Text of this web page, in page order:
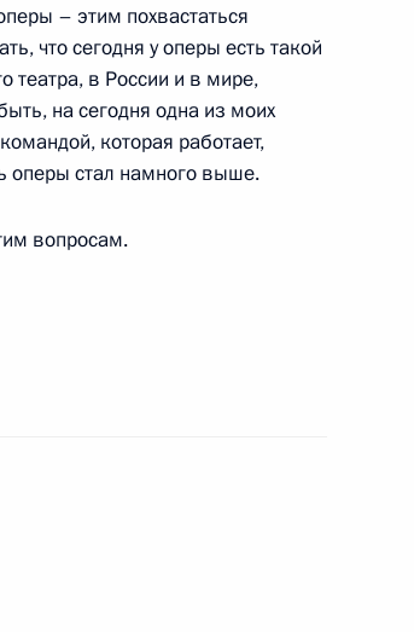
Флота
– этим похвастаться
что сегодня у оперы есть такой
театра, в России и в мире,
на сегодня одна из моих
которая работает,
оперы стал намного выше.
вопросам.